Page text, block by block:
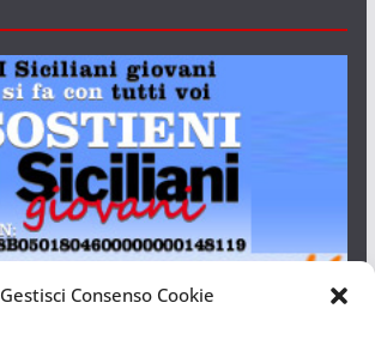
Gestisci Consenso Cookie